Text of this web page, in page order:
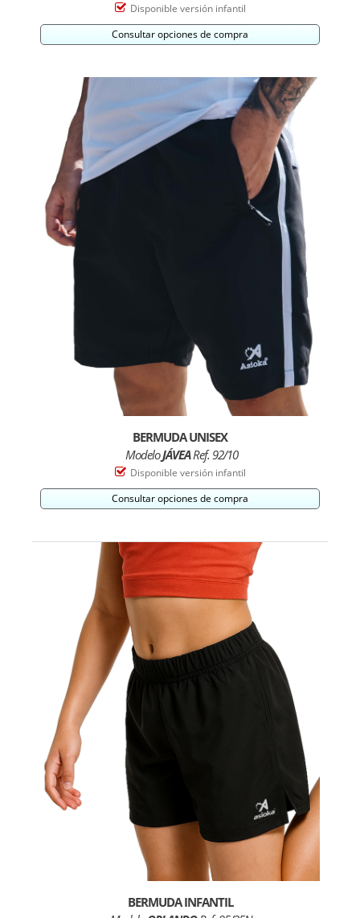
Disponible versión infantil
Consultar opciones de compra
BERMUDA UNISEX
ModeloJÁVEARef. 92/10
Disponible versión infantil
Consultar opciones de compra
BERMUDA INFANTIL